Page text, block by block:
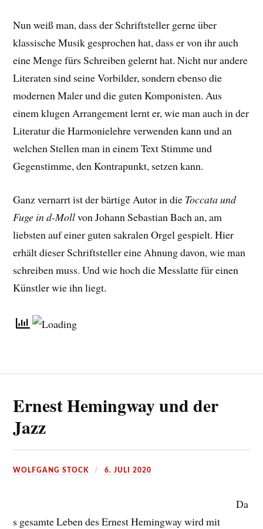
Nun weiß man, dass der Schriftsteller gerne über
klassische Musik gesprochen hat, dass er von ihr auch
eine Menge fürs Schreiben gelernt hat. Nicht nur andere
Literaten sind seine Vorbilder, sondern ebenso die
modernen Maler und die guten Komponisten. Aus
einem klugen Arrangement lernt er, wie man auch in der
Literatur die Harmonielehre verwenden kann und an
welchen Stellen man in einem Text Stimme und
Gegenstimme, den Kontrapunkt, setzen kann.
Ganz vernarrt ist der bärtige Autor in die Toccata und
Fuge in d-Mollvon Johann Sebastian Bach an, am
liebsten auf einer guten sakralen Orgel gespielt. Hier
erhält dieser Schriftsteller eine Ahnung davon, wie man
schreiben muss. Und wie hoch die Messlatte für einen
Künstler wie ihn liegt.
Ernest Hemingway und der
Jazz
WOLFGANG STOCK 6. JULI 2020
Da
s gesamte Leben des Ernest Hemingway wird mit